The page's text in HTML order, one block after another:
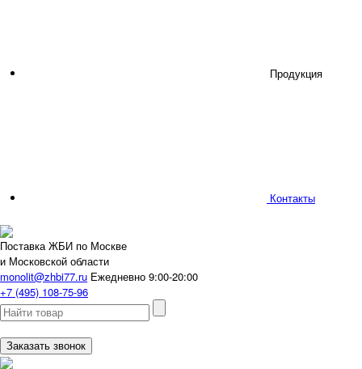
Продукция
Контакты
Поставка ЖБИ по Москве
и Московской области
monolit@zhbi77.ru Ежедневно 9:00-20:00
+7 (495) 108-75-96
Заказать звонок